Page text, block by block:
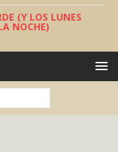
(Y LOS LUNES
NOCHE)